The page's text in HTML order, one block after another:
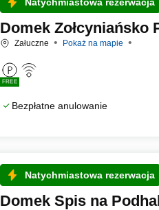
Domek Zołcyniańsko
Załuczne Pokaż na mapie
FREE
Bezpłatne anulowanie
Natychmiastowa rezerwacja
Domek Spis na